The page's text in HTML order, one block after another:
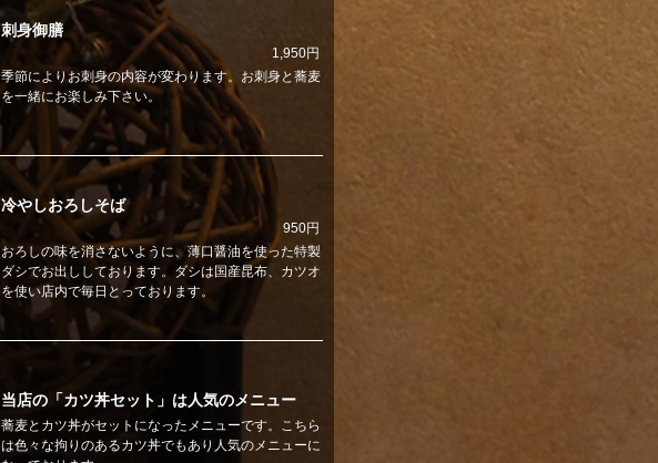
刺身御膳
1,950円
季節によりお刺身の内容が変わります。お刺身と蕎麦
を一緒にお楽しみ下さい。
冷やしおろしそば
950円
おろしの味を消さないように、薄口醤油を使った特製
ダシでお出ししております。ダシは国産昆布、カツオ
を使い店内で毎日とっております。
当店の「カツ丼セット」は人気のメニュー
蕎麦とカツ丼がセットになったメニューです。こちら
は色々な拘りのあるカツ丼でもあり人気のメニューに